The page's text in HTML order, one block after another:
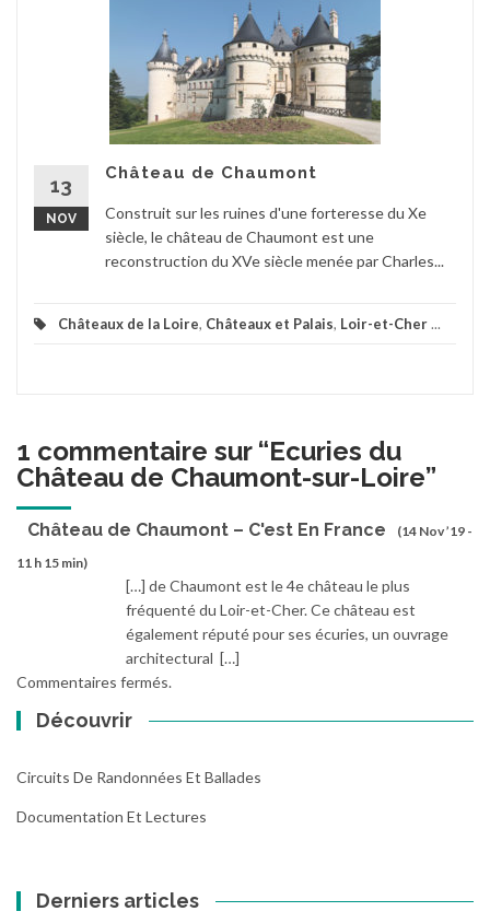
13
NOV
Château de Chaumont
Construit sur les ruines d'une forteresse du Xe
siècle, le château de Chaumont est une
reconstruction du XVe siècle menée par Charles...
Châteaux de la Loire, Châteaux et Palais, Loir-et-Cher...
1 commentaire sur “Ecuries du
Château de Chaumont-sur-Loire”
Château de Chaumont – C'est En France
(14 Nov ’19 -
11 h 15 min)
[…] de Chaumont est le 4e château le plus
fréquenté du Loir-et-Cher. Ce château est
également réputé pour ses écuries, un ouvrage
architectural […]
Commentaires fermés.
Découvrir
Circuits De Randonnées Et Ballades
Documentation Et Lectures
Derniers articles